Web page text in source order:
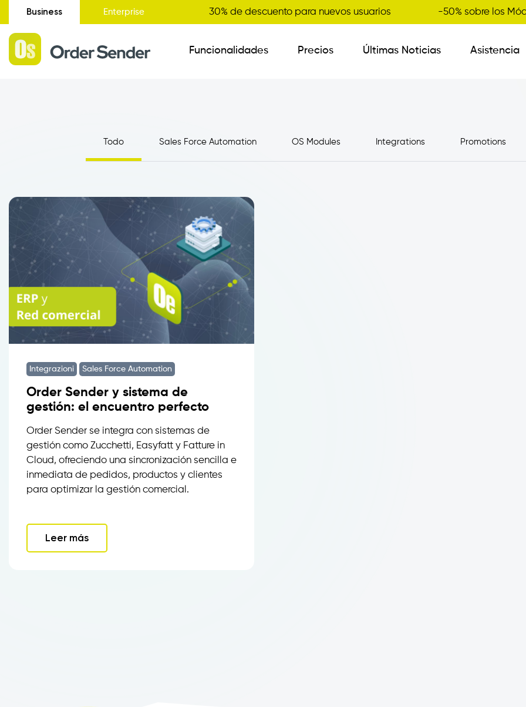
Business Enterprise 30% de descuento para nuevos usuarios -50% sobre los
Funcionalidades
Situación Administrativa
Recogida de Pedidos Ruta Comercial
Precios Últimas Noticias Asistencia
Todo Sales Force Automation OS Modules Integrations Promotions
Integrazioni Sales Force Automation
Order Sender y sistema de
gestión: el encuentro perfecto
Order Sender se integra con sistemas de
gestión como Zucchetti, Easyfatt y Fatture in
Cloud, ofreciendo una sincronización sencilla e
inmediata de pedidos, productos y clientes
para optimizar la gestión comercial.
Leer más